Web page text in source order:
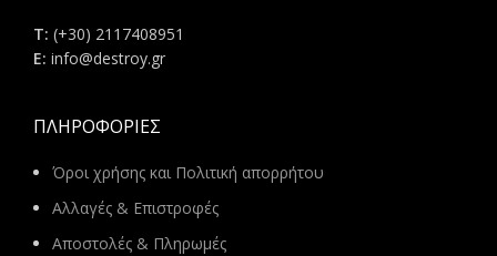
Τ: (+30) 2117408951
E: info@destroy.gr
ΠΛΗΡΟΦΟΡΊΕΣ
Όροι χρήσης και Πολιτική απορρήτου
Αλλαγές & Επιστροφές
Αποστολές & Πληρωμές